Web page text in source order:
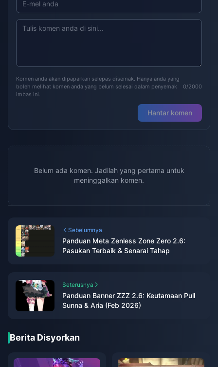
Komen anda akan dipaparkan selepas disemak. Hanya anda yang
boleh melihat komen anda yang belum selesai dalam penyemak
imbas ini.
0/2000
Hantar komen
Belum ada komen. Jadilah yang pertama untuk
meninggalkan komen.
Sebelumnya
Panduan Meta Zenless Zone Zero 2.6:
Pasukan Terbaik & Senarai Tahap
Seterusnya
Panduan Banner ZZZ 2.6: Keutamaan Pull
Sunna & Aria (Feb 2026)
Berita Disyorkan